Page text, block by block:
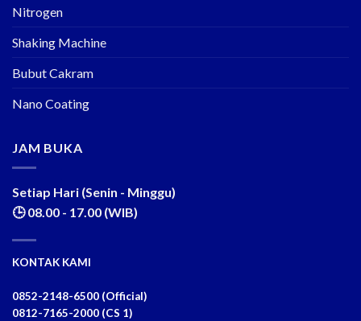
Nitrogen
Shaking Machine
Bubut Cakram
Nano Coating
JAM BUKA
Setiap Hari (Senin - Minggu)
🕒 08.00 - 17.00 (WIB)
KONTAK KAMI
0852-2148-6500 (Official)
0812-7165-2000 (CS 1)